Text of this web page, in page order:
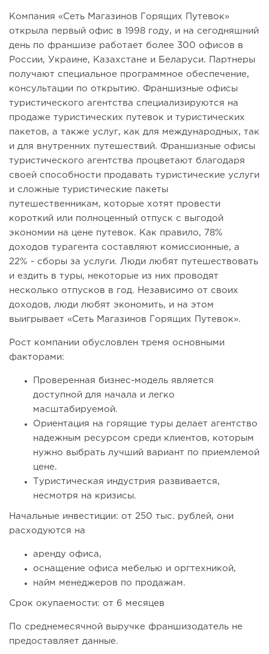
Компания «Сеть Магазинов Горящих Путевок»
открыла первый офис в 1998 году, и на сегодняшний
день по франшизе работает более 300 офисов в
России, Украине, Казахстане и Беларуси. Партнеры
получают специальное программное обеспечение,
консультации по открытию. Франшизные офисы
туристического агентства специализируются на
продаже туристических путевок и туристических
пакетов, а также услуг, как для международных, так
и для внутренних путешествий. Франшизные офисы
туристического агентства процветают благодаря
своей способности продавать туристические услуги
и сложные туристические пакеты
путешественникам, которые хотят провести
короткий или полноценный отпуск с выгодой
экономии на цене путевок. Как правило, 78%
доходов турагента составляют комиссионные, а
22% - сборы за услуги. Люди любят путешествовать
и ездить в туры, некоторые из них проводят
несколько отпусков в год. Независимо от своих
доходов, люди любят экономить, и на этом
выигрывает «Сеть Магазинов Горящих Путевок».
Рост компании обусловлен тремя основными
факторами:
Проверенная бизнес-модель является
доступной для начала и легко
масштабируемой.
Ориентация на горящие туры делает агентство
надежным ресурсом среди клиентов, которым
нужно выбрать лучший вариант по приемлемой
цене.
Туристическая индустрия развивается,
несмотря на кризисы.
Начальные инвестиции: от 250 тыс. рублей, они
расходуются на
аренду офиса,
оснащение офиса мебелью и оргтехникой,
найм менеджеров по продажам.
Срок окупаемости: от 6 месяцев
По среднемесячной выручке франшизодатель не
предоставляет данные.